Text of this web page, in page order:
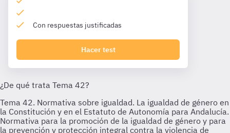
Con respuestas justificadas
Hacer test